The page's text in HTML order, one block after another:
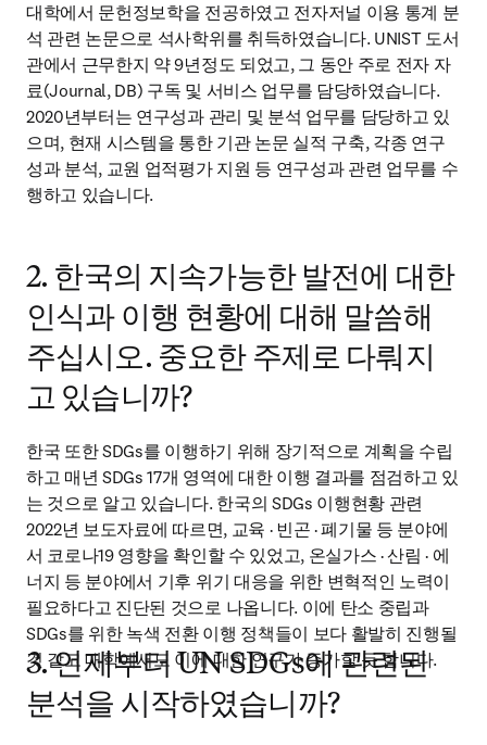
대학에서 문헌정보학을 전공하였고 전자저널 이용 통계 분
석 관련 논문으로 석사학위를 취득하였습니다. UNIST 도서
관에서 근무한지 약 9년정도 되었고, 그 동안 주로 전자 자
료(Journal, DB) 구독 및 서비스 업무를 담당하였습니다.
2020년부터는 연구성과 관리 및 분석 업무를 담당하고 있
으며, 현재 시스템을 통한 기관 논문 실적 구축, 각종 연구
성과 분석, 교원 업적평가 지원 등 연구성과 관련 업무를 수
행하고 있습니다.
2. 한국의 지속가능한 발전에 대한
인식과 이행 현황에 대해 말씀해
주십시오. 중요한 주제로 다뤄지
고 있습니까?
한국 또한 SDGs를 이행하기 위해 장기적으로 계획을 수립
하고 매년 SDGs 17개 영역에 대한 이행 결과를 점검하고 있
는 것으로 알고 있습니다. 한국의 SDGs 이행현황 관련
2022년 보도자료에 따르면, 교육 · 빈곤 · 폐기물 등 분야에
서 코로나19 영향을 확인할 수 있었고, 온실가스 · 산림 · 에
너지 등 분야에서 기후 위기 대응을 위한 변혁적인 노력이
필요하다고 진단된 것으로 나옵니다. 이에 탄소 중립과
SDGs를 위한 녹색 전환 이행 정책들이 보다 활발히 진행될
것 같고 대학에서도 이에 대한 연구가 증가할 듯 합니다.
3. 언제부터 UN SDGs에 관련된
분석을 시작하였습니까?